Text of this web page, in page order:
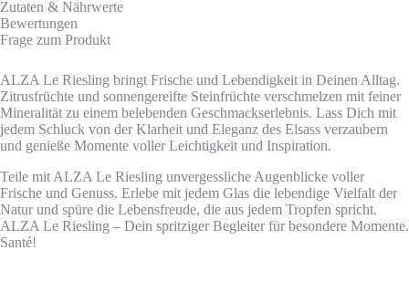
Zutaten & Nährwerte
Bewertungen
Frage zum Produkt
ALZA Le Riesling bringt Frische und Lebendigkeit in Deinen Alltag.
Zitrusfrüchte und sonnengereifte Steinfrüchte verschmelzen mit feiner
Mineralität zu einem belebenden Geschmackserlebnis. Lass Dich mit
jedem Schluck von der Klarheit und Eleganz des Elsass verzaubern
und genieße Momente voller Leichtigkeit und Inspiration.
Teile mit ALZA Le Riesling unvergessliche Augenblicke voller
Frische und Genuss. Erlebe mit jedem Glas die lebendige Vielfalt der
Natur und spüre die Lebensfreude, die aus jedem Tropfen spricht.
ALZA Le Riesling – Dein spritziger Begleiter für besondere Momente.
Santé!